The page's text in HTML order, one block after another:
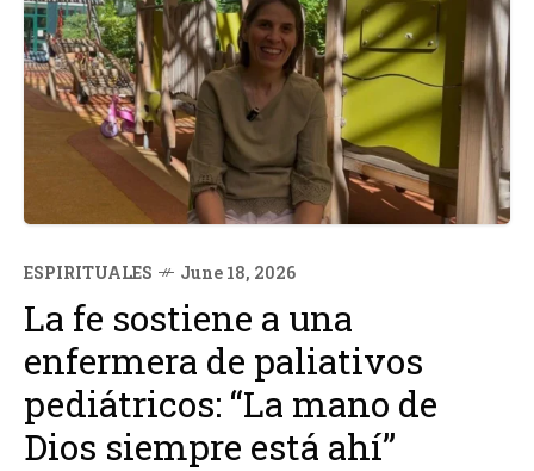
ESPIRITUALES June 18, 2026
La fe sostiene a una
enfermera de paliativos
pediátricos: “La mano de
Dios siempre está ahí”